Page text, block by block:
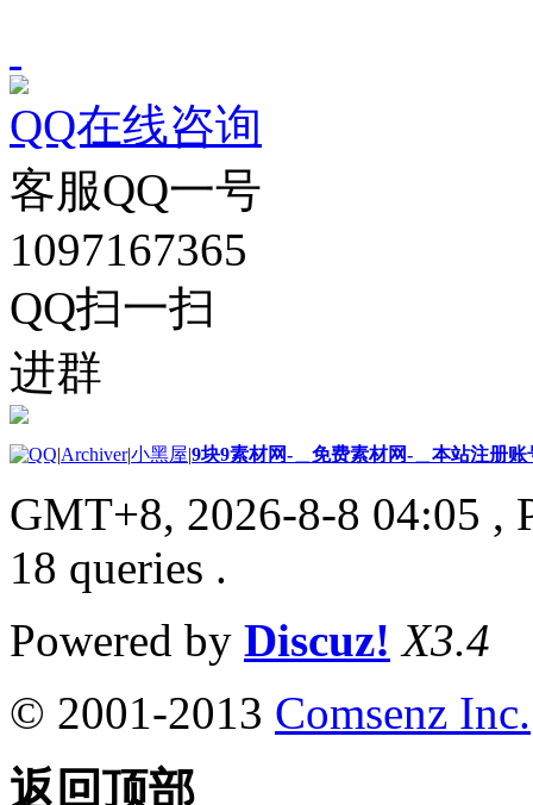
QQ在线咨询
客服QQ一号
1097167365
QQ扫一扫
进群
|Archiver|小黑屋|9块9素材网-＿免费素材网-＿本站注册账
GMT+8, 2026-8-8 04:05 ,
18 queries .
Powered by Discuz! X3.4
© 2001-2013 Comsenz Inc.
返回顶部